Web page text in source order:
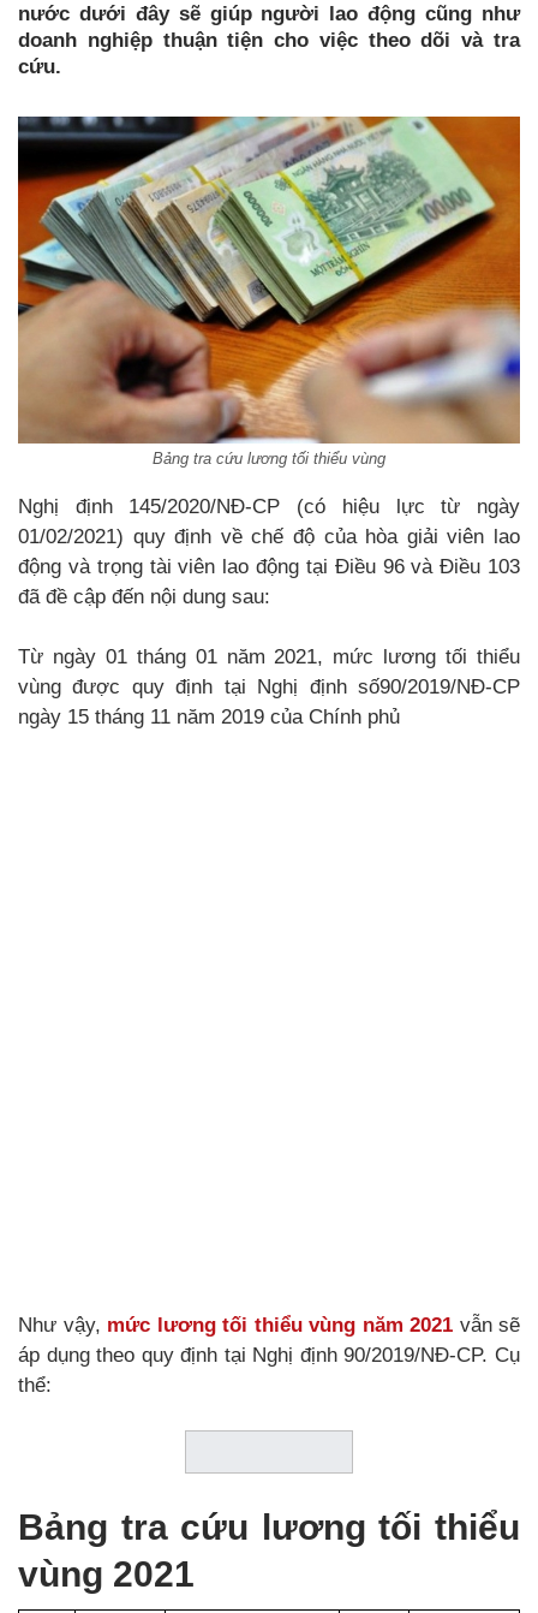
nước dưới đây sẽ giúp người lao động cũng như
doanh nghiệp thuận tiện cho việc theo dõi và tra
cứu.
Bảng tra cứu lương tối thiểu vùng
Nghị định 145/2020/NĐ-CP (có hiệu lực từ ngày
01/02/2021) quy định về chế độ của hòa giải viên lao
động và trọng tài viên lao động tại Điều 96 và Điều 103
đã đề cập đến nội dung sau:
Từ ngày 01 tháng 01 năm 2021, mức lương tối thiểu
vùng được quy định tại Nghị định số90/2019/NĐ-CP
ngày 15 tháng 11 năm 2019 của Chính phủ
Như vậy, mức lương tối thiểu vùng năm 2021 vẫn sẽ
áp dụng theo quy định tại Nghị định 90/2019/NĐ-CP. Cụ
thể:
Bảng tra cứu lương tối thiểu
vùng 2021